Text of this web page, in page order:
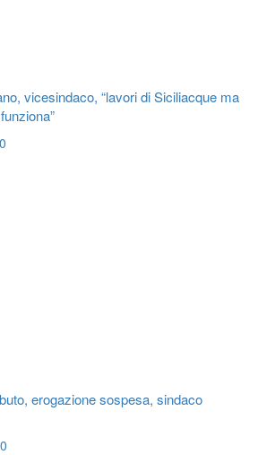
vicesindaco, “lavori di Siciliacque ma
erogazione sospesa, sindaco